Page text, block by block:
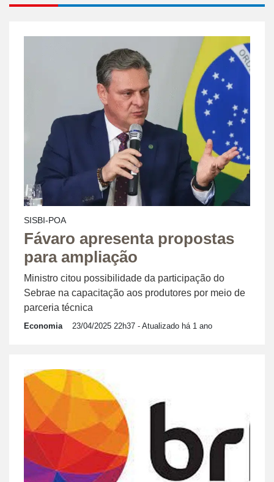
SISBI-POA
Fávaro apresenta propostas
para ampliação
Ministro citou possibilidade da participação do
Sebrae na capacitação aos produtores por meio de
parceria técnica
Economia 23/04/2025 22h37 - Atualizado há 1 ano